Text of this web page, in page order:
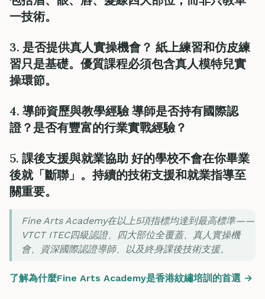
一技術。
3. 是否提供真人實操機會？ 紙上練習和仿皮練
習只是基礎。優質課程必須包含真人模特兒實
操環節。
4. 導師資歷與教學經驗 導師是否持有國際認
證？是否有豐富的行業實戰經驗？
5. 課後支援與就業協助 好的學校不會在你畢業
後就「斷聯」。持續的技術支援和就業指導至
關重要。
Fine Arts Academy在以上5項指標均達到最高標準——
VTCT ITEC四級認證、四大部位全覆蓋、真人實操機
會、資深國際認證導師、以及終身課後技術支援。
了解為什麼Fine Arts Academy是香港紋繡培訓的首選 →